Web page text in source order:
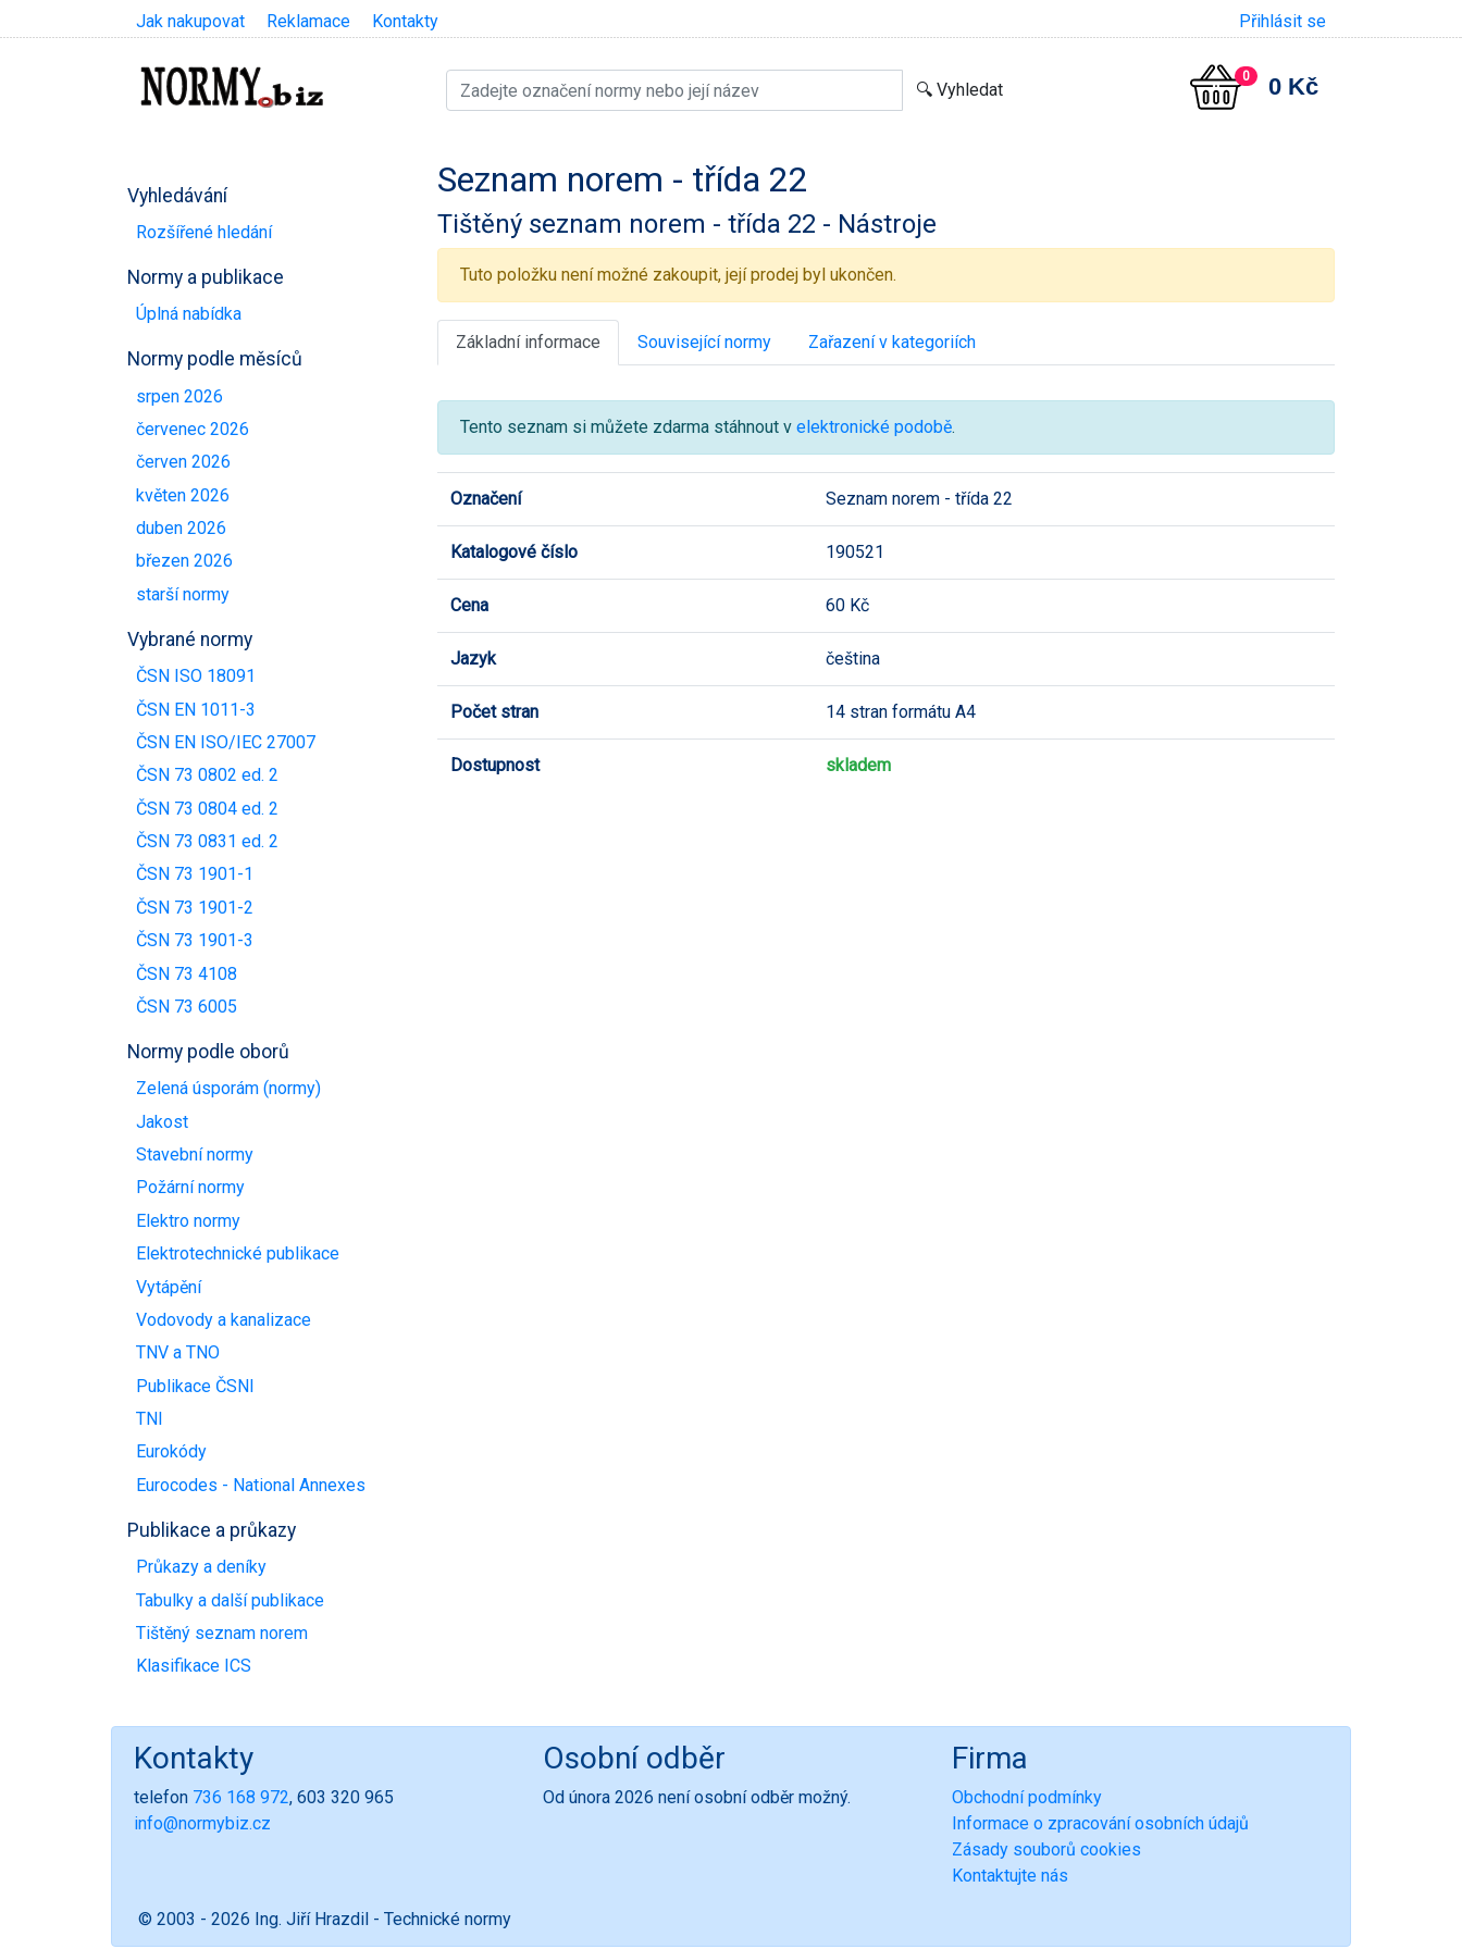
Jak nakupovat Reklamace Kontakty Přihlásit se
0 0 Kč
Vyhledávání
Rozšířené hledání
Normy a publikace
Úplná nabídka
Normy podle měsíců
srpen 2026
červenec 2026
červen 2026
květen 2026
duben 2026
březen 2026
starší normy
Vybrané normy
ČSN ISO 18091
ČSN EN 1011-3
ČSN EN ISO/IEC 27007
ČSN 73 0802 ed. 2
ČSN 73 0804 ed. 2
ČSN 73 0831 ed. 2
ČSN 73 1901-1
ČSN 73 1901-2
ČSN 73 1901-3
ČSN 73 4108
ČSN 73 6005
Normy podle oborů
Zelená úsporám (normy)
Jakost
Stavební normy
Požární normy
Elektro normy
Elektrotechnické publikace
Vytápění
Vodovody a kanalizace
TNV a TNO
Publikace ČSNI
TNI
Eurokódy
Eurocodes - National Annexes
Publikace a průkazy
Průkazy a deníky
Tabulky a další publikace
Tištěný seznam norem
Klasifikace ICS
Seznam norem - třída 22
Tištěný seznam norem - třída 22 - Nástroje
Tuto položku není možné zakoupit, její prodej byl ukončen.
Základní informace Související normy Zařazení v kategoriích
Tento seznam si můžete zdarma stáhnout v elektronické podobě.
Označení Seznam norem - třída 22
Katalogové číslo 190521
Cena 60 Kč
Jazyk čeština
Počet stran 14 stran formátu A4
Dostupnost skladem
Kontakty
telefon 736 168 972, 603 320 965
info@normybiz.cz
Osobní odběr
Od února 2026 není osobní odběr možný.
Firma
Obchodní podmínky
Informace o zpracování osobních údajů
Zásady souborů cookies
Kontaktujte nás
© 2003 - 2026 Ing. Jiří Hrazdil - Technické normy